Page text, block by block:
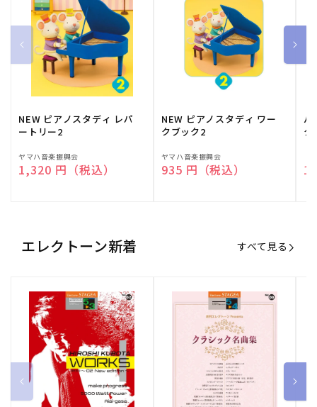
NEW ピアノスタディ レパ
ートリー2
販
売
ヤマハ音楽振興会
通常価格
1,320 円（税込）
NEW ピアノスタディ ワー
クブック2
販
売
ヤマハ音楽振興会
通常価格
935 円（税込）
バ
ク
売
エレクトーン新着 すべて見る